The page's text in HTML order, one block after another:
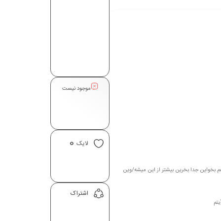
دس فرمون/ایتمارو هم بخواین جدا بخرین بیشتر از این میشه/وین
موجود نیست
لایک 0
اشتراک